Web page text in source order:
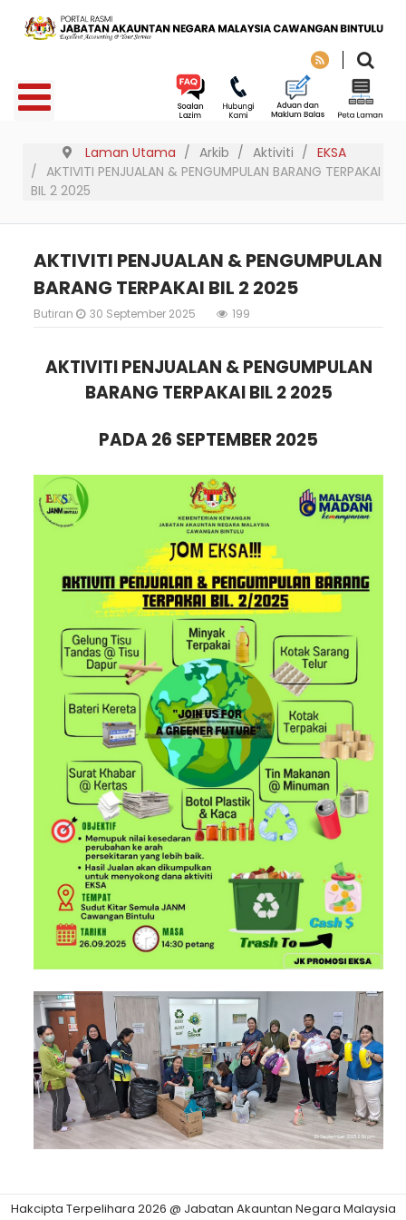
Laman Utama Arkib Aktiviti
EKSA
AKTIVITI PENJUALAN & PENGUMPULAN BARANG TERPAKAI
BIL 2 2025
AKTIVITI PENJUALAN & PENGUMPULAN
BARANG TERPAKAI BIL 2 2025
Butiran 30 September 2025 199
AKTIVITI PENJUALAN & PENGUMPULAN
BARANG TERPAKAI BIL 2 2025
PADA 26 SEPTEMBER 2025
Hakcipta Terpelihara 2026 @ Jabatan Akauntan Negara Malaysia